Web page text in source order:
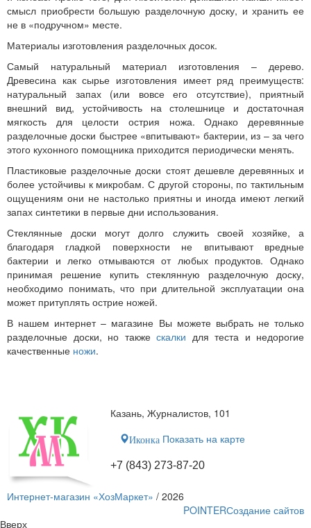
смысл приобрести большую разделочную доску, и хранить ее
не в «подручном» месте.
Материалы изготовления разделочных досок.
Самый натуральный материал изготовления – дерево.
Древесина как сырье изготовления имеет ряд преимуществ:
натуральный запах (или вовсе его отсутствие), приятный
внешний вид, устойчивость на столешнице и достаточная
мягкость для целости острия ножа. Однако деревянные
разделочные доски быстрее «впитывают» бактерии, из – за чего
этого кухонного помощника приходится периодически менять.
Пластиковые разделочные доски стоят дешевле деревянных и
более устойчивы к микробам. С другой стороны, по тактильным
ощущениям они не настолько приятны и иногда имеют легкий
запах синтетики в первые дни использования.
Стеклянные доски могут долго служить своей хозяйке, а
благодаря гладкой поверхности не впитывают вредные
бактерии и легко отмываются от любых продуктов. Однако
принимая решение купить стеклянную разделочную доску,
необходимо понимать, что при длительной эксплуатации она
может притуплять острие ножей.
В нашем интернет – магазине Вы можете выбрать не только
разделочные доски, но также скалки для теста и недорогие
качественные ножи.
Казань, Журналистов, 101
Иконка Показать на карте
+7 (843) 273-87-20
Интернет-магазин «ХозМаркет» / 2026
POINTERСоздание сайтов
Вверх